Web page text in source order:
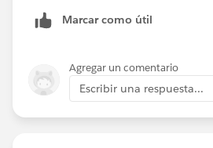
Marcar como útil
Agregar un comentario
Escribir una respuesta...